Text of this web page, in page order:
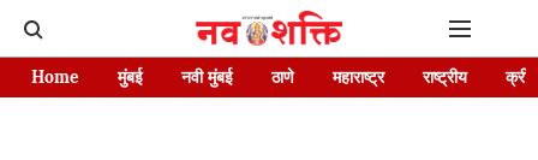
Home मुंबई नवी मुंबई ठाणे महाराष्ट्र राष्ट्रीय